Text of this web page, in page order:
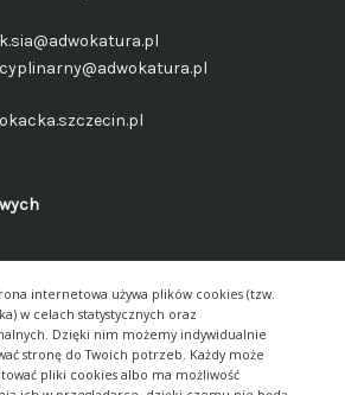
internetowa używa plików cookies (tzw.
w celach statystycznych oraz
Dzięki nim możemy indywidualnie
stronę do Twoich potrzeb. Każdy może
pliki cookies albo ma możliwość
– ogólny
3288 6591
ogólny
3288 6617